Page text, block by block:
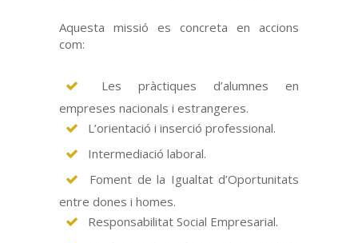
Aquesta missió es concreta en accions
com:
Les pràctiques d’alumnes en
empreses nacionals i estrangeres.
L’orientació i inserció professional.
Intermediació laboral.
Foment de la Igualtat d’Oportunitats
entre dones i homes.
Responsabilitat Social Empresarial.